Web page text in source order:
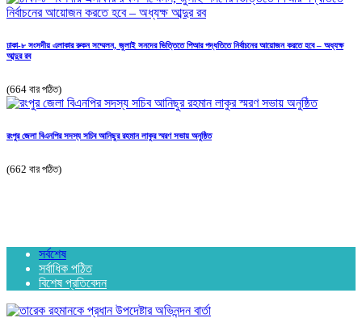
ঢাকা-৮ সংসদীয় এলাকার রুকন সম্মেলন, জুলাই সনদের ভিত্তিতে পিআর পদ্ধতিতে নির্বাচনের আয়োজন করতে হবে – অধ্যক্ষ
আব্দুর রব
(664 বার পঠিত)
রংপুর জেলা বিএনপির সদস্য সচিব আনিছুর রহমান লাকুর স্মরণ সভায় অনুষ্ঠিত
(662 বার পঠিত)
সর্বশেষ
সর্বাধিক পঠিত
বিশেষ প্রতিবেদন